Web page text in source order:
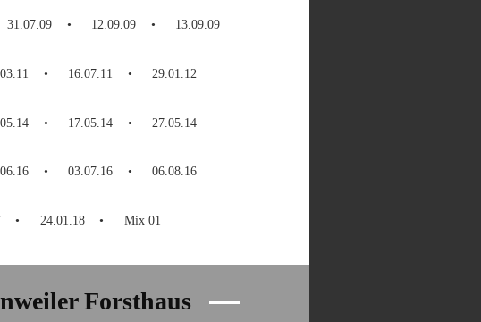
31.07.09 12.09.09 13.09.09
16.07.11 29.01.12
17.05.14 27.05.14
03.07.16 06.08.16
24.01.18 Mix 01
Forsthaus